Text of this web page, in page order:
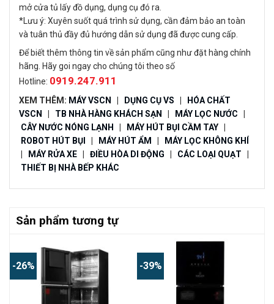
mở cửa tủ lấy đồ dụng, dụng cụ đó ra.
*Lưu ý: Xuyên suốt quá trình sử dụng, cần đảm bảo an toàn
và tuân thủ đầy đủ hướng dẫn sử dụng đã được cung cấp.
Để biết thêm thông tin về sản phẩm cũng như đặt hàng chính
hãng. Hãy goi ngay cho chúng tôi theo số
Hotline: 0919.247.911
XEM THÊM: MÁY VSCN DỤNG CỤ VS
HÓA CHẤT
VSCN
TB NHÀ HÀNG KHÁCH SẠN MÁY LỌC NƯỚC
CÂY NƯỚC NÓNG LẠNH
MÁY HÚT BỤI CẦM TAY
ROBOT HÚT BỤI
MÁY HÚT ẨM
MÁY LỌC KHÔNG KHÍ
MÁY RỬA XE ĐIỀU HÒA DI ĐỘNG CÁC LOẠI QUẠT
THIẾT BỊ NHÀ BẾP KHÁC
Sản phẩm tương tự
-26% -39%